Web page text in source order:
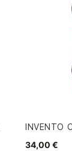
INVENTO
34,00 €